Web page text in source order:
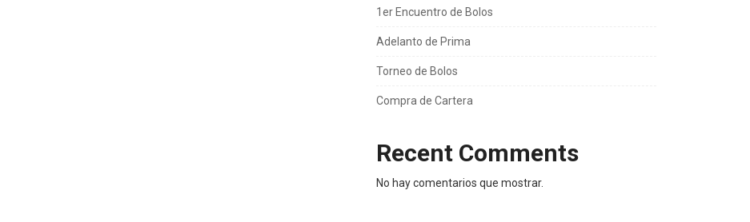
1er Encuentro de Bolos
Adelanto de Prima
Torneo de Bolos
Compra de Cartera
Recent Comments
No hay comentarios que mostrar.